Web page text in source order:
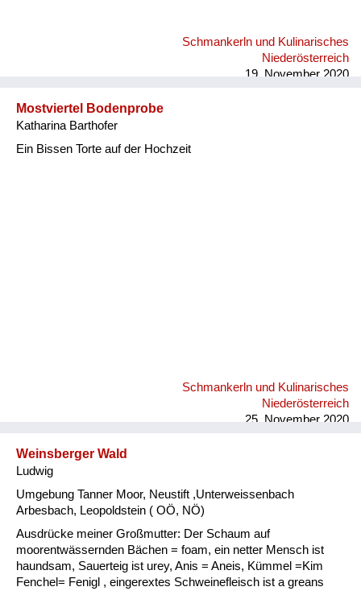
Schmankerln und Kulinarisches
Niederösterreich
19. November 2020
Mostviertel Bodenprobe
Katharina Barthofer
Ein Bissen Torte auf der Hochzeit
Schmankerln und Kulinarisches
Niederösterreich
25. November 2020
Weinsberger Wald
Ludwig
Umgebung Tanner Moor, Neustift ,Unterweissenbach
Arbesbach, Leopoldstein ( OÖ, NÖ)
Ausdrücke meiner Großmutter: Der Schaum auf
moorentwässernden Bächen = foam, ein netter Mensch ist
haundsam, Sauerteig ist urey, Anis = Aneis, Kümmel =Kim
Fenchel= Fenigl , eingerextes Schweinefleisch ist a greans